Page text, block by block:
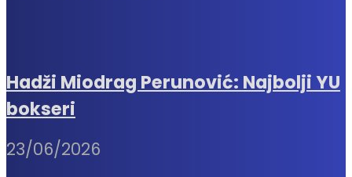
Hadži Miodrag Perunović: Najbolji YU
bokseri
23/06/2026